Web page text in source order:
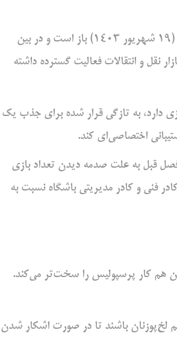
مطابق گزارش این رسانه، پنجره نقل و انتقالاتی لیگ لهستان تا تاریخ ۹ سپتامبر ۲۰۲۴ (۱۹ شهریور ۱۴۰۳) باز است و در بین
نقل و انتقالات فعالیت گسترده داشته
دارد، به تازگی قرار شده برای جذب یک
اختصاصی‌ای کند.
قبل به علت صدمه دیدن تعداد بازی
فنی و کادر مدیریتی باشگاه نسبت به
این هم کار پرسپولیس را سخت‌تر می‌کند.
لخ‌پوزنان باشند تا در صورت اشکار شدن